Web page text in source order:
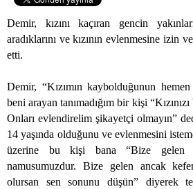
Demir, kızını kaçıran gencin
aradıklarını ve kızının evlenmesine izin
etti.
Demir, “Kızımın kaybolduğunun
beni arayan tanımadığım bir kişi
Onları evlendirelim şikayetçi olmayın”
14 yaşında olduğunu ve evlenmesini
üzerine bu kişi bana “Bize
namusumuzdur. Bize gelen ancak
olursan sen sonunu düşün” diyerek